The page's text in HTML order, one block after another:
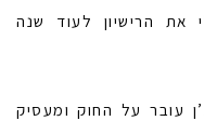
את הרישיון לעוד שנה
עובר על החוק ומעסיק